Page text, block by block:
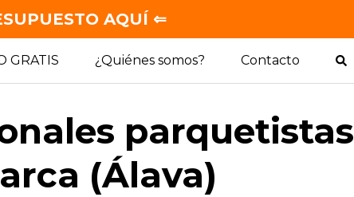
GRATIS ¿Quiénes somos? Contacto
parquetistas
(Álava)
AQUÍ ⇐